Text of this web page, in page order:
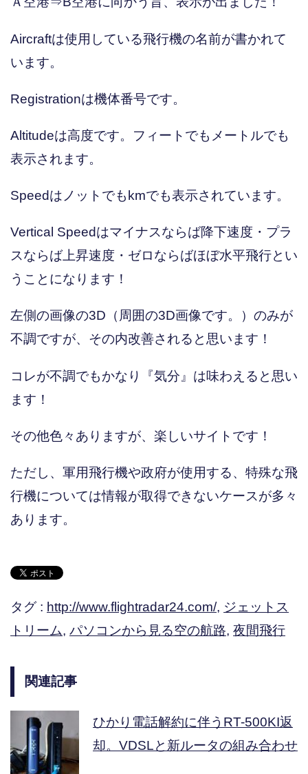
Aircraftは使用している飛行機の名前が書かれて
います。
Registrationは機体番号です。
Altitudeは高度です。フィートでもメートルでも
表示されます。
Speedはノットでもkmでも表示されています。
Vertical Speedはマイナスならば降下速度・プラ
スならば上昇速度・ゼロならばほぼ水平飛行とい
うことになります！
左側の画像の3D（周囲の3D画像です。）のみが
不調ですが、その内改善されると思います！
コレが不調でもかなり『気分』は味わえると思い
ます！
その他色々ありますが、楽しいサイトです！
ただし、軍用飛行機や政府が使用する、特殊な飛
行機については情報が取得できないケースが多々
あります。
タグ : http://www.flightradar24.com/, ジェットス
トリーム, パソコンから見る空の航路, 夜間飛行
関連記事
ひかり電話解約に伴うRT-500KI返
却。VDSLと新ルータの組み合わせ